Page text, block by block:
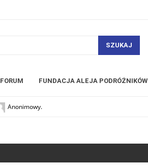
SZUKAJ
FORUM FUNDACJA ALEJA PODRÓŻNIKÓW
Anonimowy.